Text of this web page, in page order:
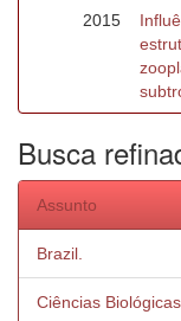
2015
Busca
Assunto
Brazil.
Ciências Biológicas